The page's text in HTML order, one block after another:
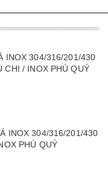
INOX 304/316/201/430
CHI / INOX PHÚ QUÝ
INOX 304/316/201/430
PHÚ QUÝ